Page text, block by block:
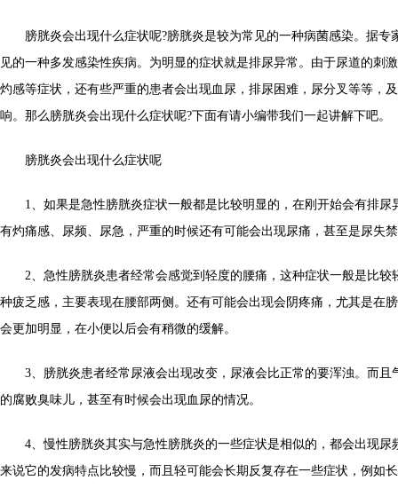
膀胱炎会出现什么症状呢?膀胱炎是较为常见的一种病菌感染。据专
见的一种多发感染性疾病。为明显的症状就是排尿异常。由于尿道的刺
灼感等症状，还有些严重的患者会出现血尿，排尿困难，尿分叉等等，
响。那么膀胱炎会出现什么症状呢?下面有请小编带我们一起讲解下吧。
膀胱炎会出现什么症状呢
1、如果是急性膀胱炎症状一般都是比较明显的，在刚开始会有排尿
有灼痛感、尿频、尿急，严重的时候还有可能会出现尿痛，甚至是尿失
2、急性膀胱炎患者经常会感觉到轻度的腰痛，这种症状一般是比较
种疲乏感，主要表现在腰部两侧。还有可能会出现会阴疼痛，尤其是在
会更加明显，在小便以后会有稍微的缓解。
3、膀胱炎患者经常尿液会出现改变，尿液会比正常的要浑浊。而且
的腐败臭味儿，甚至有时候会出现血尿的情况。
4、慢性膀胱炎其实与急性膀胱炎的一些症状是相似的，都会出现尿
来说它的发病特点比较慢，而且轻可能会长期反复存在一些症状，例如